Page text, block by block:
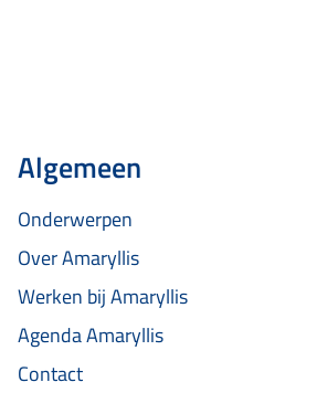
Algemeen
Onderwerpen
Over Amaryllis
Werken bij Amaryllis
Agenda Amaryllis
Contact